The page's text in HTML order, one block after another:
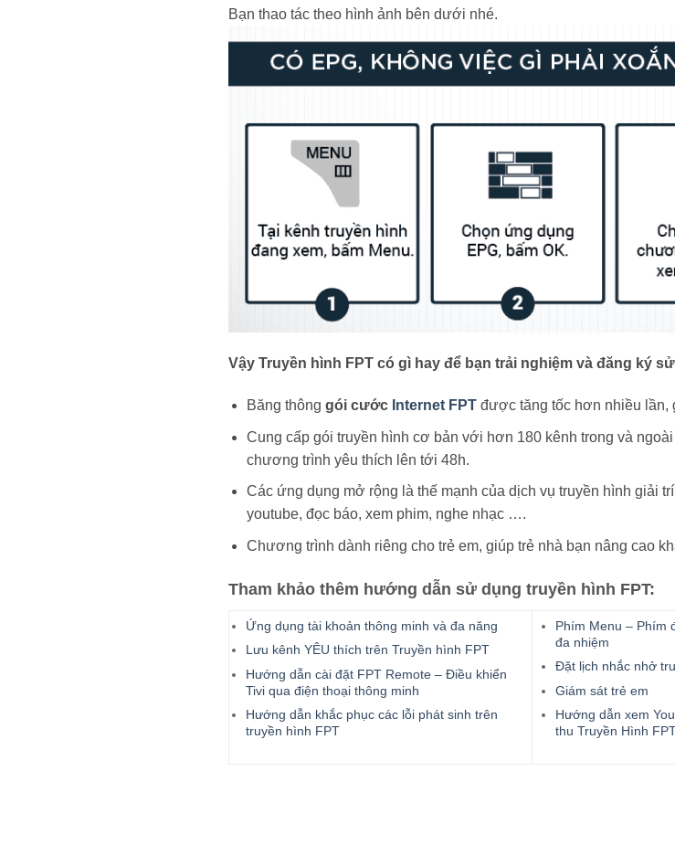
Bạn thao tác theo hình ảnh bên dưới nhé.
Vậy Truyền hình FPT có gì hay để bạn trải nghiệm và đăng ký
Băng thônggói cước Internet FPT được tăng tốc hơn nhiều lần,
Cung cấp gói truyền hình cơ bản với hơn 180 kênh trong và
chương trình yêu thích lên tới 48h.
Các ứng dụng mở rộng là thế mạnh của dịch vụ truyền hình giải
youtube, đọc báo, xem phim, nghe nhạc ….
Chương trình dành riêng cho trẻ em, giúp trẻ nhà bạn nâng cao
Tham khảo thêm hướng dẫn sử dụng truyền hình FPT:
Ứng dụng tài khoản thông minh và đa năng
Lưu kênh YÊU thích trên Truyền hình FPT
Hướng dẫn cài đặt FPT Remote – Điều khiển
Tivi qua điện thoại thông minh
Hướng dẫn khắc phục các lỗi phát sinh trên
truyền hình FPT
Phím Menu – Phím
đa nhiệm
Đặt lịch nhắc nhở
Giám sát trẻ em
Hướng dẫn xem
thu Truyền Hình